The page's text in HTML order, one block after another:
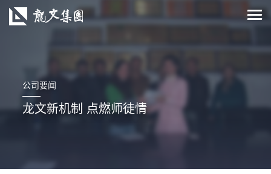
公司要闻
龙文新机制 点燃师徒情